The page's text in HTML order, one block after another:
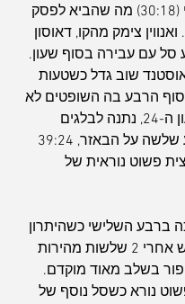
גדל לדו ספרתי (30:18) מה שהביא לפסק
ואנווין צימק מהקו, דאוסון
סל עם עבירה בסוף שעון.
שוב גדל כשטעות
הרבע בה השופטים לא
שרקו לתום שעון ה-24, נתנה לבלגים
פשוט נוראית של
ברבע השלישי כשהיתרון
גדל ל-21 הפרש אחרי 2 שלשות מהירות
בשלב מאוד מוקדם.
נורא כשסל נוסף של